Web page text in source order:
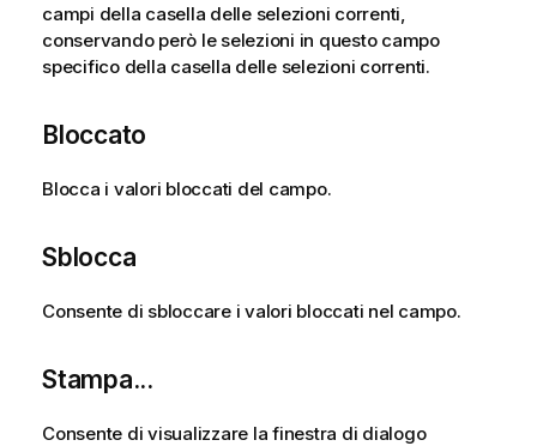
campi della casella delle selezioni correnti,
conservando però le selezioni in questo campo
specifico della casella delle selezioni correnti.
Bloccato
Blocca i valori bloccati del campo.
Sblocca
Consente di sbloccare i valori bloccati nel campo.
Stampa...
Consente di visualizzare la finestra di dialogo